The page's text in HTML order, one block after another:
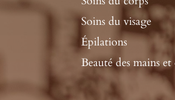
Soins du visage
Épilations
Beauté des mains et